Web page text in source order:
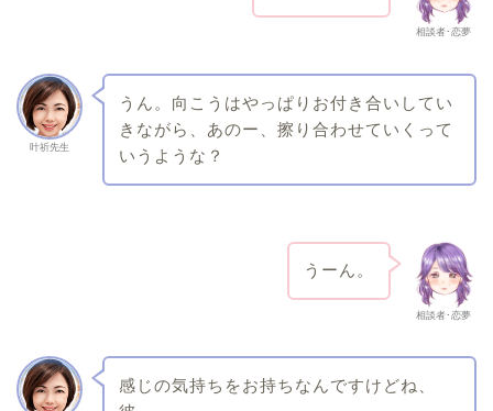
相談者･恋夢
叶祈先生
うん。向こうはやっぱりお付き合いしてい
きながら、あのー、擦り合わせていくって
いうような？
相談者･恋夢
うーん。
感じの気持ちをお持ちなんですけどね、